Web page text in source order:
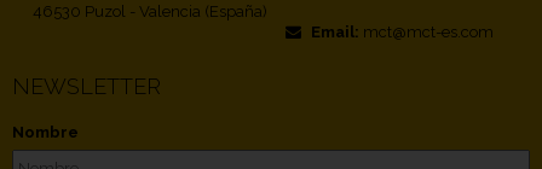
46530 Puzol - Valencia (España)
Email: mct@mct-es.com
NEWSLETTER
Nombre